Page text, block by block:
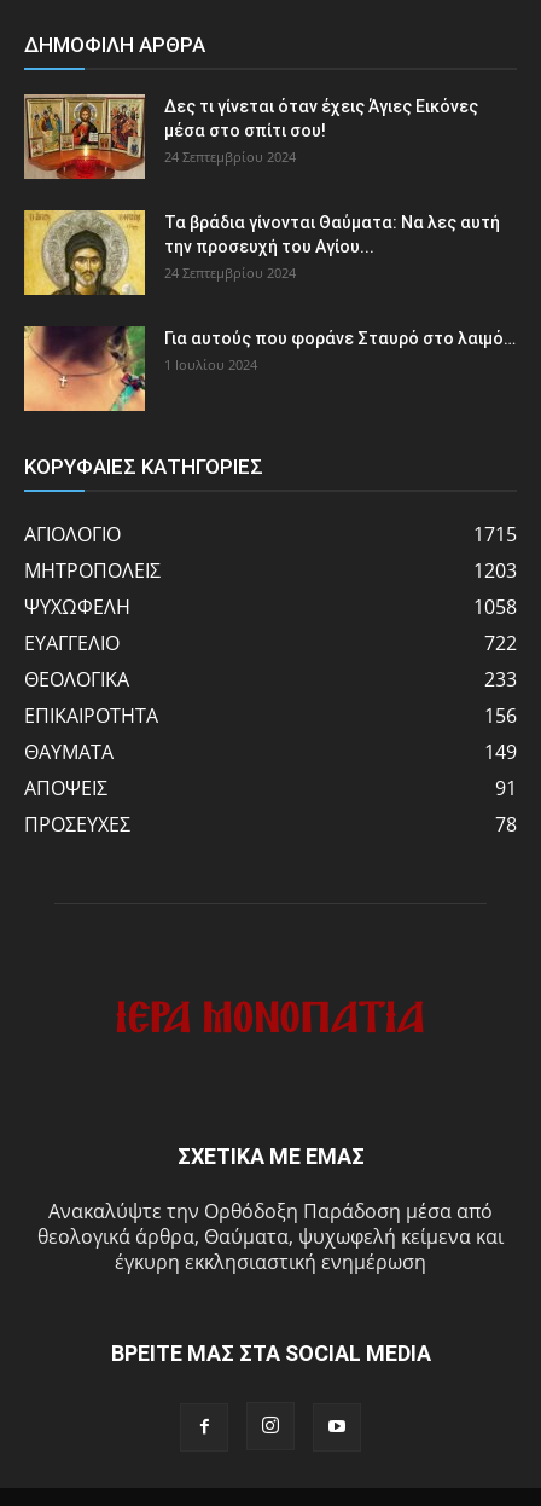
ΔΗΜΟΦΙΛΗ ΑΡΘΡΑ
Δες τι γίνεται όταν έχεις Άγιες Εικόνες
μέσα στο σπίτι σου!
24 Σεπτεμβρίου 2024
Τα βράδια γίνονται Θαύματα: Να λες αυτή
την προσευχή του Αγίου...
24 Σεπτεμβρίου 2024
Για αυτούς που φοράνε Σταυρό στο λαιμό…
1 Ιουλίου 2024
ΚΟΡΥΦΑΙΕΣ ΚΑΤΗΓΟΡΙΕΣ
ΑΓΙΟΛΟΓΙΟ
1715
ΜΗΤΡΟΠΟΛΕΙΣ
1203
ΨΥΧΩΦΕΛΗ
1058
ΕΥΑΓΓΕΛΙΟ
722
ΘΕΟΛΟΓΙΚΑ
233
ΕΠΙΚΑΙΡΟΤΗΤΑ
156
ΘΑΥΜΑΤΑ
149
ΑΠΟΨΕΙΣ
91
ΠΡΟΣΕΥΧΕΣ
78
ΣΧΕΤΙΚΑ ΜΕ ΕΜΑΣ
Ανακαλύψτε την Ορθόδοξη Παράδοση μέσα από
θεολογικά άρθρα, Θαύματα, ψυχωφελή κείμενα και
έγκυρη εκκλησιαστική ενημέρωση
ΒΡΕΙΤΕ ΜΑΣ ΣΤΑ SOCIAL MEDIA